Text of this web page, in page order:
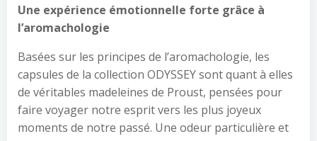
Une expérience émotionnelle forte grâce à
l’aromachologie
Basées sur les principes de l’aromachologie, les
capsules de la collection ODYSSEY sont quant à elles
de véritables madeleines de Proust, pensées pour
faire voyager notre esprit vers les plus joyeux
moments de notre passé. Une odeur particulière et